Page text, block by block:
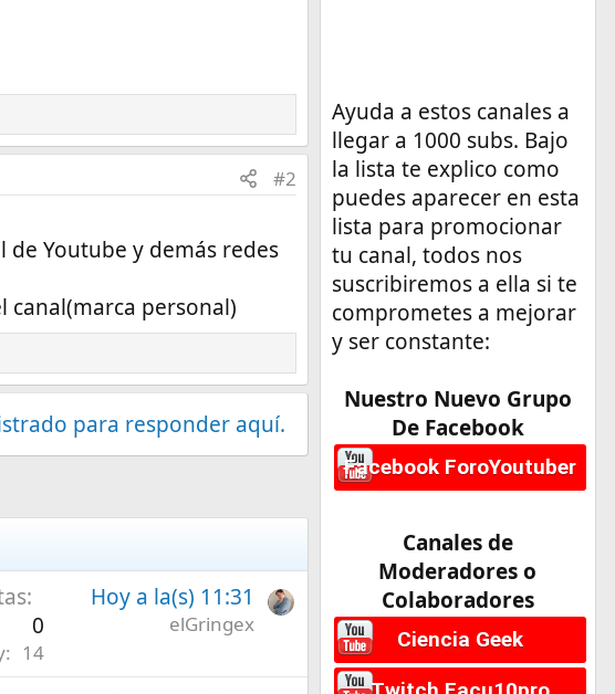
#2
Youtube y demás redes
canal(marca personal)
para responder aquí.
0
14
Hoy a la(s) 11:31
elGringex
Ayuda a estos canales a
llegar a 1000 subs. Bajo
la lista te explico como
puedes aparecer en esta
lista para promocionar
tu canal, todos nos
suscribiremos a ella si te
comprometes a mejorar
y ser constante:
Nuestro Nuevo Grupo
De Facebook
Facebook ForoYoutuber
Canales de
Moderadores o
Colaboradores
Ciencia Geek